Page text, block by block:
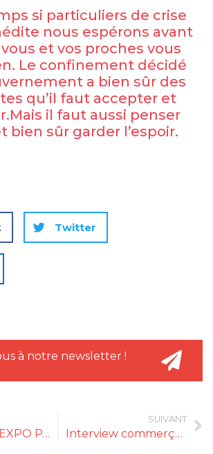
si particuliers de crise
nous espérons avant
et vos proches vous
Le confinement décidé
a bien sûr des
qu’il faut accepter et
il faut aussi penser
bien sûr garder l’espoir.
Twitter
à notre newsletter !
FRANCHISE EXPO PARIS 2020
SUIVANT
Interview commerçant : Dominique Ferrero